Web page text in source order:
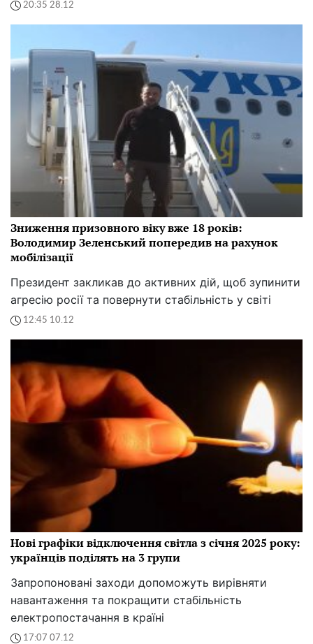
20:35 28.12
Зниження призовного віку вже 18 років:
Володимир Зеленський попередив на рахунок
мобілізації
Президент закликав до активних дій, щоб зупинити
агресію росії та повернути стабільність у світі
12:45 10.12
Нові графіки відключення світла з січня 2025 року:
українців поділять на 3 групи
Запропоновані заходи допоможуть вирівняти
навантаження та покращити стабільність
електропостачання в країні
17:07 07.12